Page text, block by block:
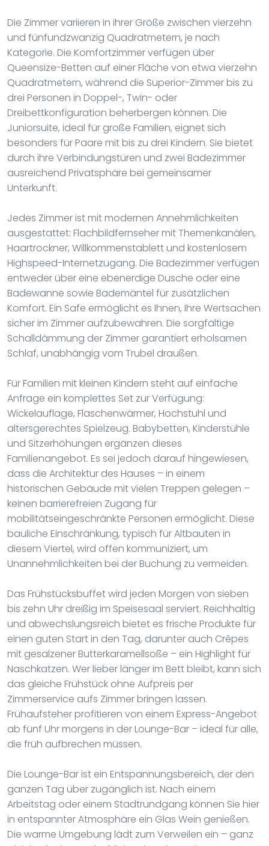
Die Zimmer variieren in ihrer Größe zwischen vierzehn
und fünfundzwanzig Quadratmetern, je nach
Kategorie. Die Komfortzimmer verfügen über
Queensize-Betten auf einer Fläche von etwa vierzehn
Quadratmetern, während die Superior-Zimmer bis zu
drei Personen in Doppel-, Twin- oder
Dreibettkonfiguration beherbergen können. Die
Juniorsuite, ideal für große Familien, eignet sich
besonders für Paare mit bis zu drei Kindern. Sie bietet
durch ihre Verbindungstüren und zwei Badezimmer
ausreichend Privatsphäre bei gemeinsamer
Unterkunft.
Jedes Zimmer ist mit modernen Annehmlichkeiten
ausgestattet: Flachbildfernseher mit Themenkanälen,
Haartrockner, Willkommenstablett und kostenlosem
Highspeed-Internetzugang. Die Badezimmer verfügen
entweder über eine ebenerdige Dusche oder eine
Badewanne sowie Bademäntel für zusätzlichen
Komfort. Ein Safe ermöglicht es Ihnen, Ihre Wertsachen
sicher im Zimmer aufzubewahren. Die sorgfältige
Schalldämmung der Zimmer garantiert erholsamen
Schlaf, unabhängig vom Trubel draußen.
Für Familien mit kleinen Kindern steht auf einfache
Anfrage ein komplettes Set zur Verfügung:
Wickelauflage, Flaschenwärmer, Hochstuhl und
altersgerechtes Spielzeug. Babybetten, Kinderstühle
und Sitzerhöhungen ergänzen dieses
Familienangebot. Es sei jedoch darauf hingewiesen,
dass die Architektur des Hauses – in einem
historischen Gebäude mit vielen Treppen gelegen –
keinen barrierefreien Zugang für
mobilitätseingeschränkte Personen ermöglicht. Diese
bauliche Einschränkung, typisch für Altbauten in
diesem Viertel, wird offen kommuniziert, um
Unannehmlichkeiten bei der Buchung zu vermeiden.
Das Frühstücksbuffet wird jeden Morgen von sieben
bis zehn Uhr dreißig im Speisesaal serviert. Reichhaltig
und abwechslungsreich bietet es frische Produkte für
einen guten Start in den Tag, darunter auch Crêpes
mit gesalzener Butterkaramellsoße – ein Highlight für
Naschkatzen. Wer lieber länger im Bett bleibt, kann sich
das gleiche Frühstück ohne Aufpreis per
Zimmerservice aufs Zimmer bringen lassen.
Frühaufsteher profitieren von einem Express-Angebot
ab fünf Uhr morgens in der Lounge-Bar – ideal für alle,
die früh aufbrechen müssen.
Die Lounge-Bar ist ein Entspannungsbereich, der den
ganzen Tag über zugänglich ist. Nach einem
Arbeitstag oder einem Stadtrundgang können Sie hier
in entspannter Atmosphäre ein Glas Wein genießen.
Die warme Umgebung lädt zum Verweilen ein – ganz